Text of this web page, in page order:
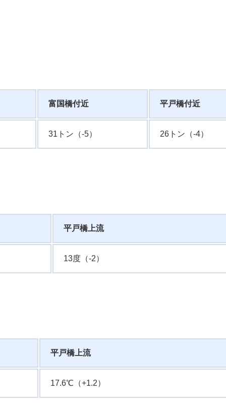
富国橋付近 平戸橋付近
31トン（-5） 26トン（-4）
平戸橋上流
13度（-2）
平戸橋上流
17.6℃（+1.2）